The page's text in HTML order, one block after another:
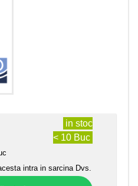
in stoc
< 10 Buc
intra in sarcina Dvs.